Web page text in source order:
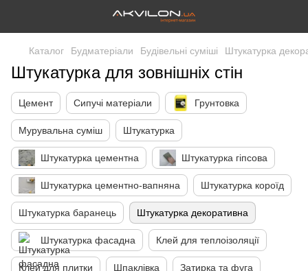
Каталог Будматеріали Будівельні суміші Штукатурка
Штукатурка для зовнішніх стін
Цемент Сипучі матеріали Грунтовка
Мурувальна суміш Штукатурка
Штукатурка цементна Штукатурка гіпсова
Штукатурка цементно-вапняна Штукатурка короїд
Штукатурка баранець Штукатурка декоративна
Штукатурка фасадна Клей для теплоізоляції
Клей для плитки Шпаклівка Затирка та фуга